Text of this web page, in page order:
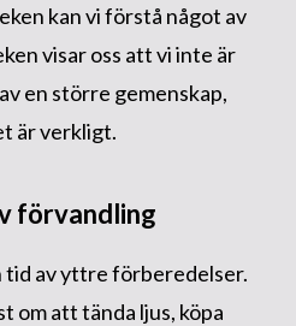
kan vi förstå något av
visar oss att vi inte är
en större gemenskap,
är verkligt.
förvandling
tid av yttre förberedelser.
om att tända ljus, köpa